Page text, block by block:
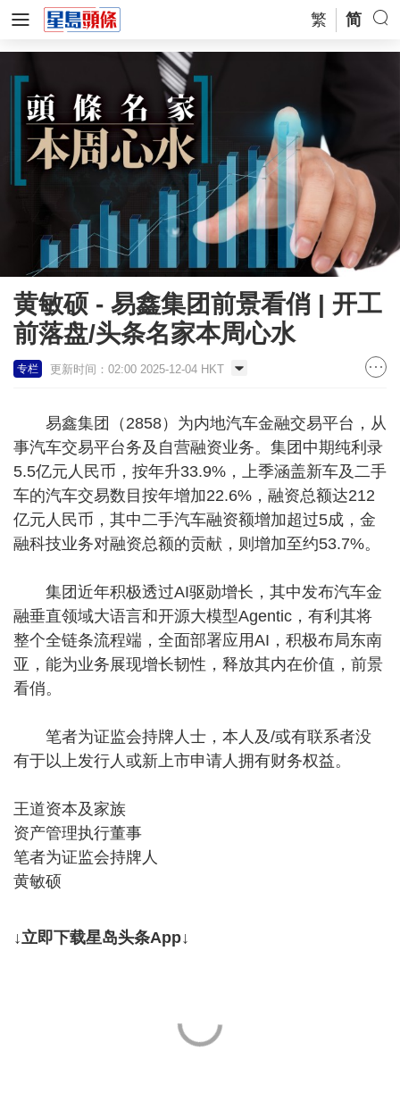
繁 简
黄敏硕 - 易鑫集团前景看俏 | 开工
前落盘/头条名家本周心水
专栏 更新时间：02:00 2025-12-04 HKT
易鑫集团（2858）为内地汽车金融交易平台，从
事汽车交易平台务及自营融资业务。集团中期纯利录
5.5亿元人民币，按年升33.9%，上季涵盖新车及二手
车的汽车交易数目按年增加22.6%，融资总额达212
亿元人民币，其中二手汽车融资额增加超过5成，金
融科技业务对融资总额的贡献，则增加至约53.7%。
集团近年积极透过AI驱勋增长，其中发布汽车金
融垂直领域大语言和开源大模型Agentic，有利其将
整个全链条流程端，全面部署应用AI，积极布局东南
亚，能为业务展现增长韧性，释放其内在价值，前景
看俏。
笔者为证监会持牌人士，本人及/或有联系者没
有于以上发行人或新上市申请人拥有财务权益。
王道资本及家族
资产管理执行董事
笔者为证监会持牌人
黄敏硕
↓立即下载星岛头条App↓